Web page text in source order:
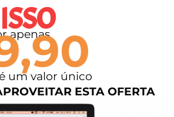
apenas
um valor único
ESTA OFERTA